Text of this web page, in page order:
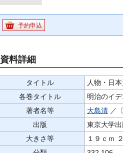
予約申込
資料詳細
タイトル
人物・日
各巻タイトル
明治のイ
著者名等
大島清 ／
出版
東京大学
大きさ等
１９ｃｍ